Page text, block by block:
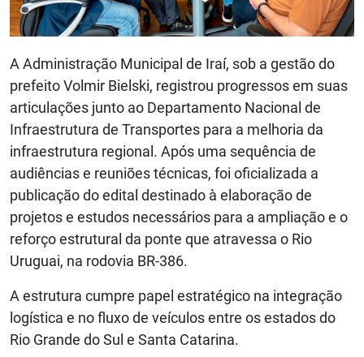
A Administração Municipal de Iraí, sob a gestão do
prefeito Volmir Bielski, registrou progressos em suas
articulações junto ao Departamento Nacional de
Infraestrutura de Transportes para a melhoria da
infraestrutura regional. Após uma sequência de
audiências e reuniões técnicas, foi oficializada a
publicação do edital destinado à elaboração de
projetos e estudos necessários para a ampliação e o
reforço estrutural da ponte que atravessa o Rio
Uruguai, na rodovia BR-386.
A estrutura cumpre papel estratégico na integração
logística e no fluxo de veículos entre os estados do
Rio Grande do Sul e Santa Catarina.